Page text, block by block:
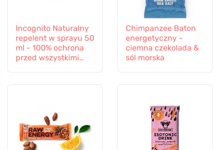
Incognito Naturalny
repelent w sprayu 50
ml - 100% ochrona
przed wszystkimi
Chimpanzee Baton
energetyczny -
ciemna czekolada &
sól morska